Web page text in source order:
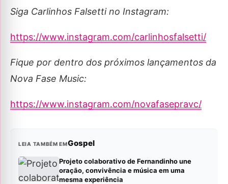
Siga Carlinhos Falsetti no Instagram:
https://www.instagram.com/carlinhosfalsetti/
Fique por dentro dos próximos lançamentos da
Nova Fase Music:
https://www.instagram.com/novafasepravc/
LEIA TAMBÉM EMGospel
Projeto colaborativo de Fernandinho une
oração, convivência e música em uma
mesma experiência